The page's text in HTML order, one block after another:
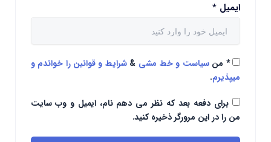
ایمیل *
* منسیاست و خط مشی &شرایط و قوانین را خواندم و
میپذیرم.
برای دفعه بعد که نظر می دهم نام، ایمیل و وب سایت
من را در این مرورگر ذخیره کنید.